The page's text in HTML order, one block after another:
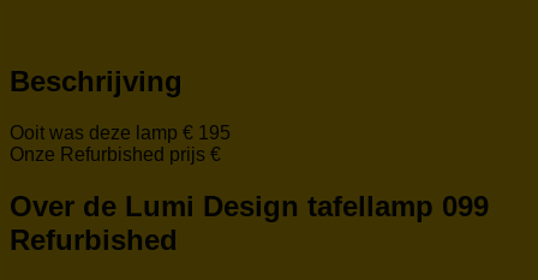
Beschrijving
Ooit was deze lamp € 195
Onze Refurbished prijs €
Over de Lumi Design tafellamp 099
Refurbished